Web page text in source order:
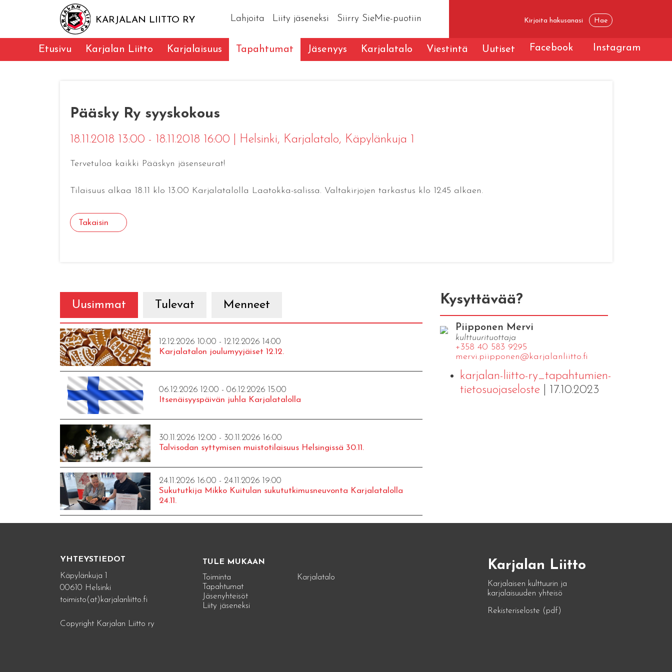
KARJALAN LIITTO RY Lahjoita Liity jäseneksi Siirry SieMie-puotiin
Etusivu Karjalan Liitto Karjalaisuus Tapahtumat Jäsenyys Karjalatalo Viestintä Uutiset Facebook Instagram
Pääsky Ry syyskokous
18.11.2018 13:00 - 18.11.2018 16:00 Helsinki, Karjalatalo, Käpylänkuja 1
Tervetuloa kaikki Pääskyn jäsenseurat!
Tilaisuus alkaa 18.11 klo 13.00 Karjalatalolla Laatokka-salissa. Valtakirjojen tarkastus klo 12.45 alkaen.
Takaisin
Uusimmat Tulevat Menneet
12.12.2026 10:00 - 12.12.2026 14:00
Karjalatalon joulumyyjäiset 12.12.
06.12.2026 12:00 - 06.12.2026 15:00
Itsenäisyyspäivän juhla Karjalatalolla
30.11.2026 12:00 - 30.11.2026 16:00
Talvisodan syttymisen muistotilaisuus Helsingissä 30.11.
24.11.2026 16:00 - 24.11.2026 19:00
Sukututkija Mikko Kuitulan sukututkimusneuvonta Karjalatalolla
24.11.
Kysyttävää?
Piipponen Mervi
kulttuurituottaja
+358 40 583 9295
mervi.​piipponen@​kar​jala​nlii​tto.​fi
karjalan-liitto-ry_tapahtumien-
tietosuojaseloste| 17.10.2023
YHTEYSTIEDOT
Käpylänkuja 1
00610 Helsinki
toimisto(at)karjalanliitto.fi
Copyright Karjalan Liitto ry
TULE MUKAAN
Toiminta
Tapahtumat
Jäsenyhteisöt
Liity jäseneksi
Karjalatalo
Karjalan Liitto
Karjalaisen kulttuurin ja
karjalaisuuden yhteisö
Rekisteriseloste (pdf)